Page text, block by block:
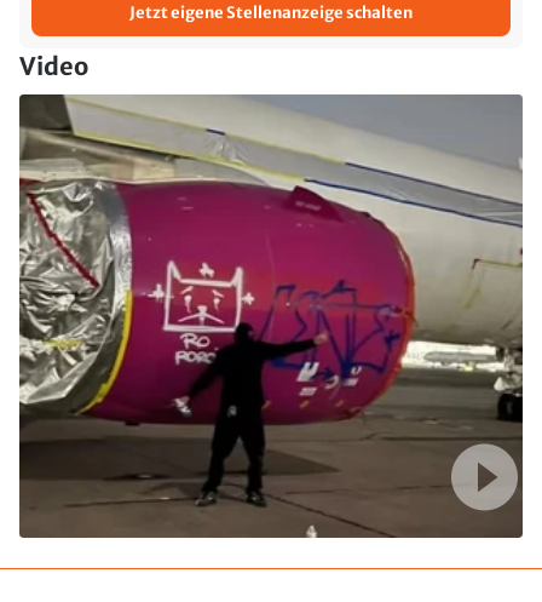
Jetzt eigene Stellenanzeige schalten
Video